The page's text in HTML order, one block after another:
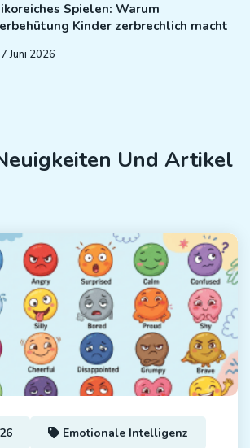
Spielen: Warum
Kinder zerbrechlich macht
Juni 2026
Und Artikel
Emotionale Intelligenz